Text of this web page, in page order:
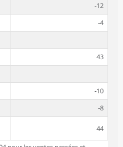
-12
-4
43
-10
-8
44